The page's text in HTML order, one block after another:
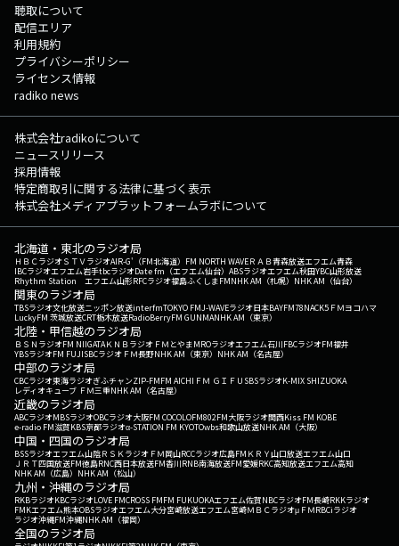
聴取について
配信エリア
利用規約
プライバシーポリシー
ライセンス情報
radiko news
株式会社radikoについて
ニュースリリース
採用情報
特定商取引に関する法律に基づく表示
株式会社メディアプラットフォームラボについて
北海道・東北のラジオ局
ＨＢＣラジオＳＴＶラジオAIR-G'（FM北海道） FM NORTH WAVEＲＡＢ青森放送エフエム青森
IBCラジオエフエム岩手tbcラジオDate fm（エフエム仙台） ABSラジオエフエム秋田YBC山形放送
Rhythm Station エフエム山形RFCラジオ福島ふくしまFMNHK AM（札幌） NHK AM（仙台）
関東のラジオ局
TBSラジオ文化放送ニッポン放送interfmTOKYO FMJ-WAVEラジオ日本BAYFM78NACK5 ＦＭヨコハマ
LuckyFM 茨城放送CRT栃木放送RadioBerryFM GUNMANHK AM（東京）
北陸・甲信越のラジオ局
ＢＳＮラジオFM NIIGATAＫＮＢラジオ ＦＭとやまMROラジオエフエム石川FBCラジオFM福井
YBSラジオFM FUJISBCラジオ ＦＭ長野NHK AM（東京） NHK AM（名古屋）
中部のラジオ局
CBCラジオ東海ラジオぎふチャンZIP-FMFM AICHI ＦＭ ＧＩＦＵ SBSラジオK-MIX SHIZUOKA
レディオキューブ ＦＭ三重NHK AM（名古屋）
近畿のラジオ局
ABCラジオMBSラジオOBCラジオ大阪FM COCOLOFM802FM大阪ラジオ関西Kiss FM KOBE
e-radio FM滋賀KBS京都ラジオα-STATION FM KYOTOwbs和歌山放送NHK AM（大阪）
中国・四国のラジオ局
BSSラジオエフエム山陰ＲＳＫラジオ ＦＭ岡山RCCラジオ広島FM ＫＲＹ山口放送エフエム山口
ＪＲＴ四国放送FM徳島RNC西日本放送FM香川RNB南海放送FM愛媛RKC高知放送エフエム高知
NHK AM（広島） NHK AM（松山）
九州・沖縄のラジオ局
RKBラジオKBCラジオLOVE FMCROSS FMFM FUKUOKAエフエム佐賀NBCラジオFM長崎RKKラジオ
FMKエフエム熊本OBSラジオエフエム大分宮崎放送エフエム宮崎ＭＢＣラジオμＦＭRBCiラジオ
ラジオ沖縄FM沖縄NHK AM（福岡）
全国のラジオ局